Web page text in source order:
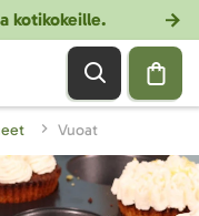
kotikokeille.
Vuoat